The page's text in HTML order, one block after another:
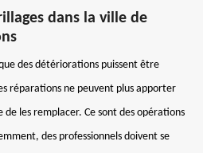
dans la ville de
des détériorations puissent être
réparations ne peuvent plus apporter
de les remplacer. Ce sont des opérations
des professionnels doivent se